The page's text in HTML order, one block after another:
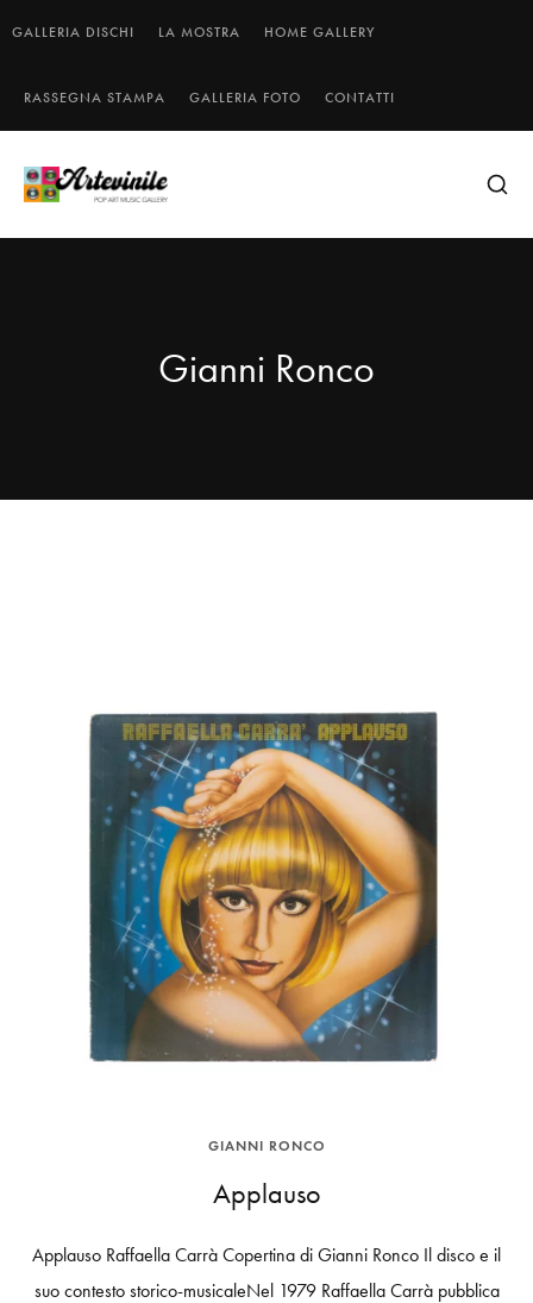
GALLERIA DISCHI LA MOSTRA HOME GALLERY
RASSEGNA STAMPA GALLERIA FOTO CONTATTI
Gianni Ronco
GIANNI RONCO
Applauso
Applauso Raffaella Carrà Copertina di Gianni Ronco Il disco e il
suo contesto storico-musicaleNel 1979 Raffaella Carrà pubblica